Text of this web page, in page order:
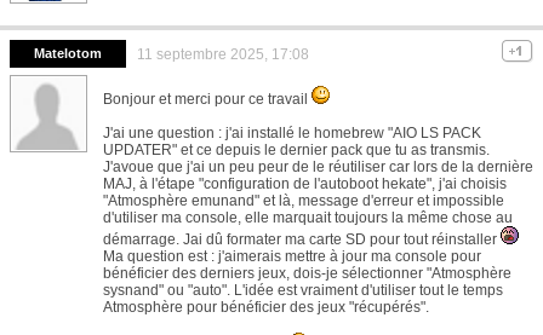
Matelotom 11 septembre 2025, 17:08
Bonjour et merci pour ce travail
J'ai une question : j'ai installé le homebrew "AIO LS PACK
UPDATER" et ce depuis le dernier pack que tu as transmis.
J'avoue que j'ai un peu peur de le réutiliser car lors de la dernière
MAJ, à l'étape "configuration de l'autoboot hekate", j'ai choisis
"Atmosphère emunand" et là, message d'erreur et impossible
d'utiliser ma console, elle marquait toujours la même chose au
démarrage. Jai dû formater ma carte SD pour tout réinstaller
Ma question est : j'aimerais mettre à jour ma console pour
bénéficier des derniers jeux, dois-je sélectionner "Atmosphère
sysnand" ou "auto". L'idée est vraiment d'utiliser tout le temps
Atmosphère pour bénéficier des jeux "récupérés".